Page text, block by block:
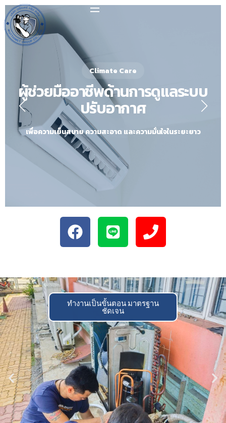
Climate Care
ผู้ช่วยมืออาชีพด้านการดูแลระบบ
ปรับอากาศ
เพื่อความเย็นสบาย ความสะอาด และความมั่นใจในระยะยาว
ทำงานเป็นขั้นตอน มาตรฐาน
ชัดเจน